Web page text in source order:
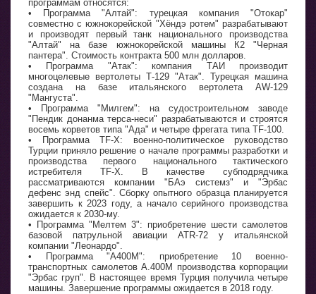
программам относятся:
• Программа "Алтай": турецкая компания "Отокар"
совместно с южнокорейской "Хёндэ ротем" разрабатывают
и производят первый танк национального производства
"Алтай" на базе южнокорейской машины К2 "Черная
пантера". Стоимость контракта 500 млн долларов.
• Программа "Атак": компания ТАИ производит
многоцелевые вертолеты Т-129 "Атак". Турецкая машина
создана на базе итальянского вертолета AW-129
"Мангуста".
• Программа "Милгем": на судостроительном заводе
"Пендик донанма терса-неси" разрабатываются и строятся
восемь корветов типа "Ада" и четыре фрегата типа TF-100.
• Программа TF-X: военно-политическое руководство
Турции приняло решение о начале программы разработки и
производства первого национального тактического
истребителя TF-X. В качестве субподрядчика
рассматриваются компании "БАэ системз" и "Эрбас
дефенс энд спейс". Сборку опытного образца планируется
завершить к 2023 году, а начало серийного производства
ожидается к 2030-му.
• Программа "Мелтем 3": приобретение шести самолетов
базовой патрульной авиации ATR-72 у итальянской
компании "Леонардо".
• Программа "А400М": приобретение 10 военно-
транспортных самолетов А.400М производства корпорации
"Эрбас груп". В настоящее время Турция получила четыре
машины. Завершение программы ожидается в 2018 году.